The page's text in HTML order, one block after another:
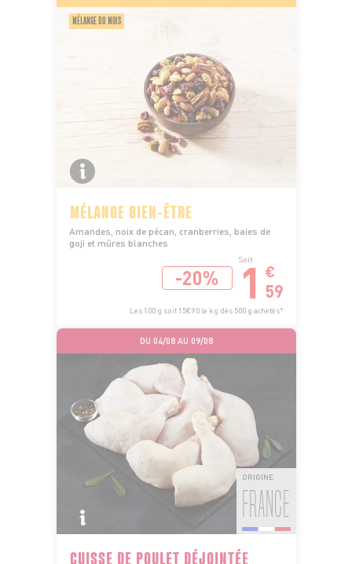
MÉLANGE DU MOIS
MÉLANGE BIEN-ÊTRE
Amandes, noix de pécan, cranberries, baies de
goji et mûres blanches
-20%
Soit
1 €
59
Les 100 g soit 15€90 le kg dès 500 g achetés*
DU 04/08 AU 09/08
ORIGINE
FRANCE
CUISSE DE POULET DÉJOINTÉE